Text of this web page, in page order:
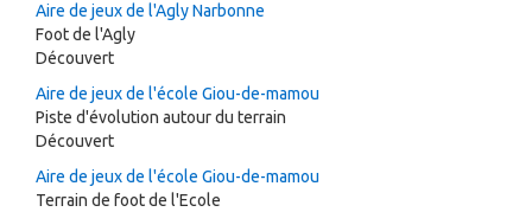
Aire de jeux de l'Agly Narbonne
Foot de l'Agly
Découvert
Aire de jeux de l'école Giou-de-mamou
Piste d'évolution autour du terrain
Découvert
Aire de jeux de l'école Giou-de-mamou
Terrain de foot de l'Ecole